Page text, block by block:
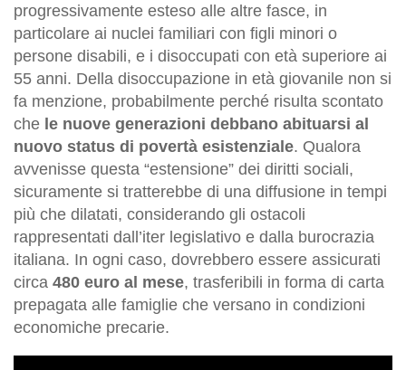
progressivamente esteso alle altre fasce, in
particolare ai nuclei familiari con figli minori o
persone disabili, e i disoccupati con età superiore ai
55 anni. Della disoccupazione in età giovanile non si
fa menzione, probabilmente perché risulta scontato
che le nuove generazioni debbano abituarsi al
nuovo status di povertà esistenziale. Qualora
avvenisse questa “estensione” dei diritti sociali,
sicuramente si tratterebbe di una diffusione in tempi
più che dilatati, considerando gli ostacoli
rappresentati dall’iter legislativo e dalla burocrazia
italiana. In ogni caso, dovrebbero essere assicurati
circa 480 euro al mese, trasferibili in forma di carta
prepagata alle famiglie che versano in condizioni
economiche precarie.